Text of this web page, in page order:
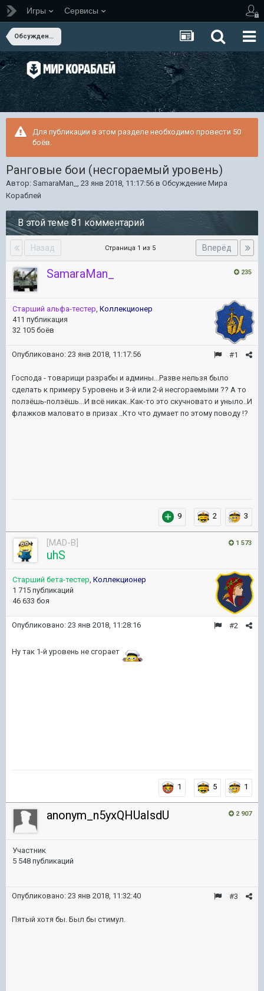
Игры Сервисы
Обсуждение Мира Кораблей
Для публикации в этом разделе необходимо провести 50
боёв.
Ранговые бои (несгораемый уровень)
Автор: SamaraMan_ , 23 янв 2018, 11:17:56 в Обсуждение Мира
Кораблей
В этой теме 81 комментарий
Назад Вперёд
Страница 1 из 5
235
SamaraMan_
Старший альфа-тестер, Коллекционер
411 публикация
32 105 боёв
#1
Опубликовано: 23 янв 2018, 11:17:56
Господа - товарищи разрабы и админы...Разве нельзя было
сделать к примеру 5 уровень и 3-й или 2-й несгораемыми ?? А то
ползёшь-ползёшь...И всё никак..Как-то это скучновато и уныло..И
флажков маловато в призах ..Кто что думает по этому поводу !?
9 2 3
1 573
[MAD-B]
uhS
Старший бета-тестер, Коллекционер
1 715 публикаций
46 633 боя
#2
Опубликовано: 23 янв 2018, 11:28:16
Ну так 1-й уровень не сгорает
1 5 1
2 907
anonym_n5yxQHUaIsdU
Участник
5 548 публикаций
#3
Опубликовано: 23 янв 2018, 11:32:40
Пятый хотя бы. Был бы стимул.